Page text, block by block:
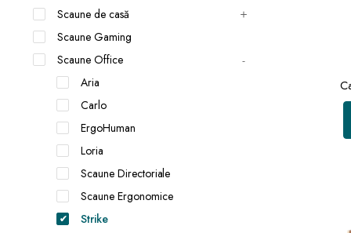
Scaune de casă
Scaune Gaming
Scaune Office
Aria
Carlo
ErgoHuman
Loria
Scaune Directoriale
Scaune Ergonomice
Strike